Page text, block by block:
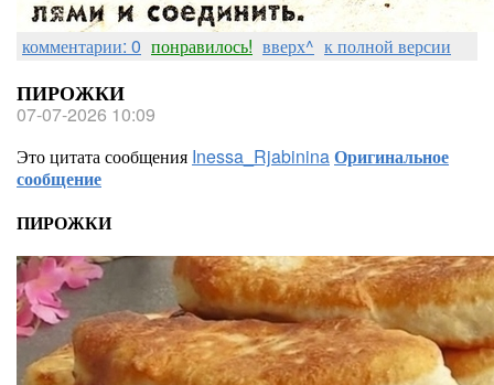
комментарии: 0 понравилось! вверх^ к полной версии
ПИРОЖКИ
07-07-2026 10:09
Это цитата сообщения Inessa_RjabininaОригинальное
сообщение
ПИРОЖКИ